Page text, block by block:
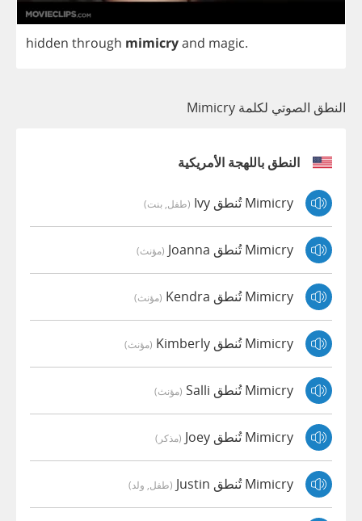
hidden through mimicryand magic.
النطق الصوتي لكلمة Mimicry
النطق باللهجة الأمريكية
Mimicry تُنطق Ivy (طفل, بنت)
Mimicry تُنطق Joanna (مؤنث)
Mimicry تُنطق Kendra (مؤنث)
Mimicry تُنطق Kimberly (مؤنث)
Mimicry تُنطق Salli (مؤنث)
Mimicry تُنطق Joey (مذكر)
Mimicry تُنطق Justin (طفل, ولد)